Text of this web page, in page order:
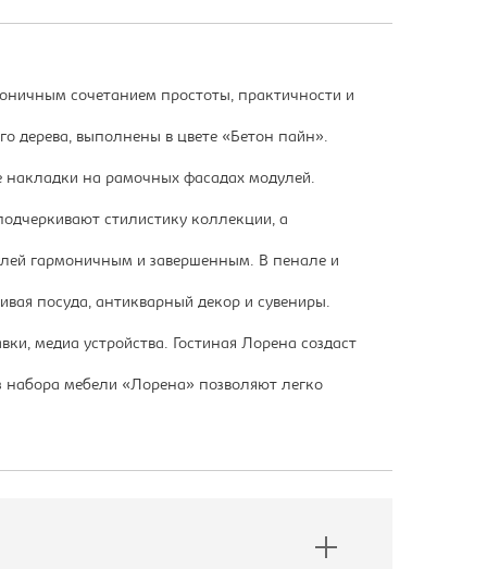
сочетанием простоты, практичности и
дерева, выполнены в цвете «Бетон пайн».
накладки на рамочных фасадах модулей.
стилистику коллекции, а
гармоничным и завершенным. В пенале и
посуда, антикварный декор и сувениры.
медиа устройства. Гостиная Лорена создаст
мебели «Лорена» позволяют легко